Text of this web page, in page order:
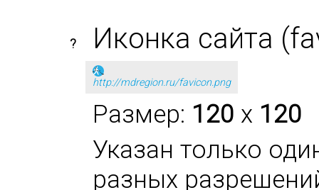
? Иконка сайта
http://mdregion.ru/favicon.png
Размер: 120 x 120
Указан только
разных